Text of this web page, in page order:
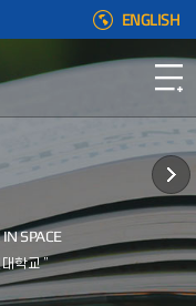
ENGLISH